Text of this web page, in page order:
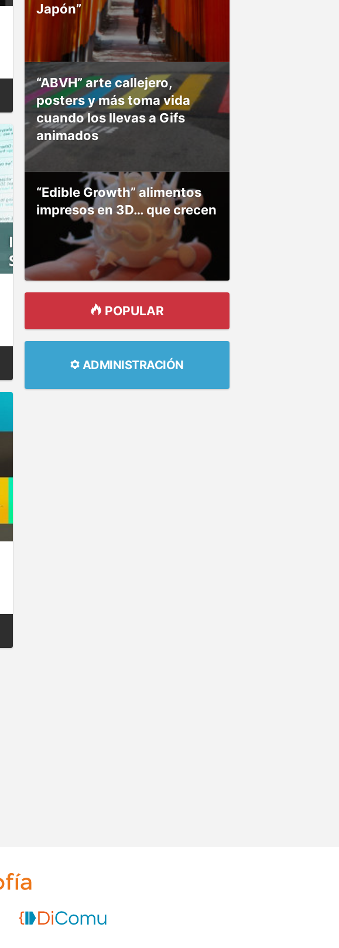
Japón”
“ABVH” arte callejero,
posters y más toma vida
cuando los llevas a Gifs
animados
“Edible Growth” alimentos
impresos en 3D… que crecen
POPULAR
ADMINISTRACIÓN